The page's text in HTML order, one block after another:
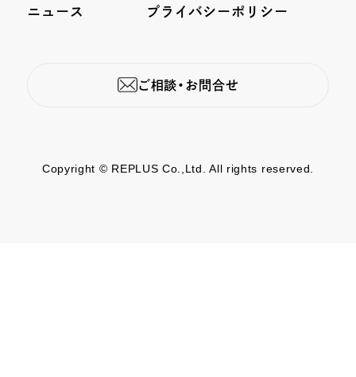
ニュース プライバシーポリシー
ご相談・お問合せ
Copyright © REPLUS Co.,Ltd. All rights reserved.